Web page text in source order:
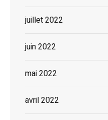
juillet 2022
juin 2022
mai 2022
avril 2022